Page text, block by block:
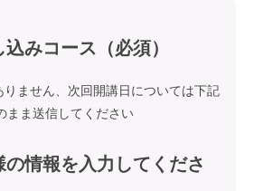
みコース（必須）
りません、次回開講日については下記
まま送信してください
の情報を入力してくださ